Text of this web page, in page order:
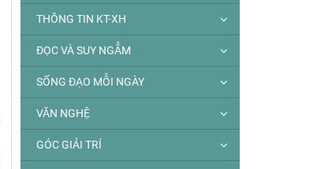
THÔNG TIN KT-XH
ĐỌC VÀ SUY NGẪM
SỐNG ĐẠO MỖI NGÀY
VĂN NGHỆ
GÓC GIẢI TRÍ